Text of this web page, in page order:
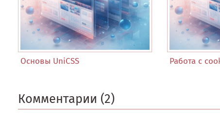
Основы UniCSS Работа с
Комментарии (2)